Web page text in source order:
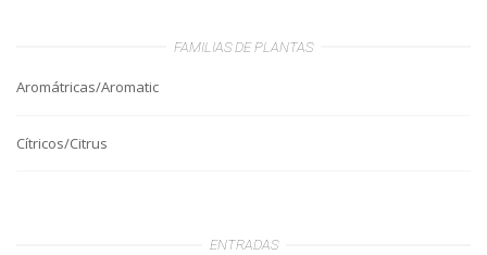
FAMILIAS DE PLANTAS
Aromátricas/Aromatic
Cítricos/Citrus
ENTRADAS